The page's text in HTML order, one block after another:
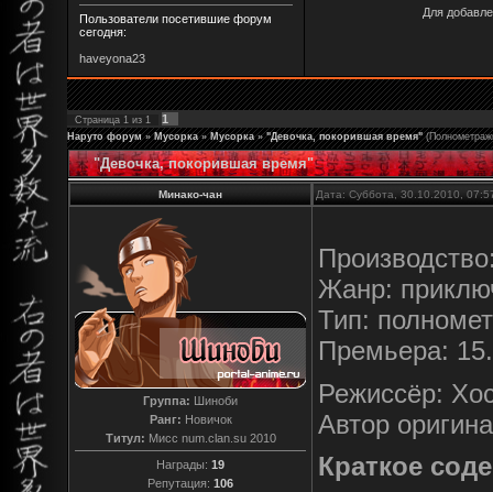
Пользователи посетившие форум
сегодня:
haveyona23
Для
Страница 1 из 1 1
Наруто форум » Мусорка » Мусорка » "Девочка, покорившая время"
"Девочка, покорившая время"
Минако-чан Дата: Суббота, 30.10.2010,
Группа: Шиноби
Ранг: Новичок
Титул: Мисс num.clan.su 2010
Награды: 19
Репутация: 106
Жанр:
Тип:
Премьера:
Режиссёр:
Автор
Краткое